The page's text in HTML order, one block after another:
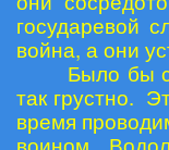
государевой
война, а они
Было бы
так грустно.
время